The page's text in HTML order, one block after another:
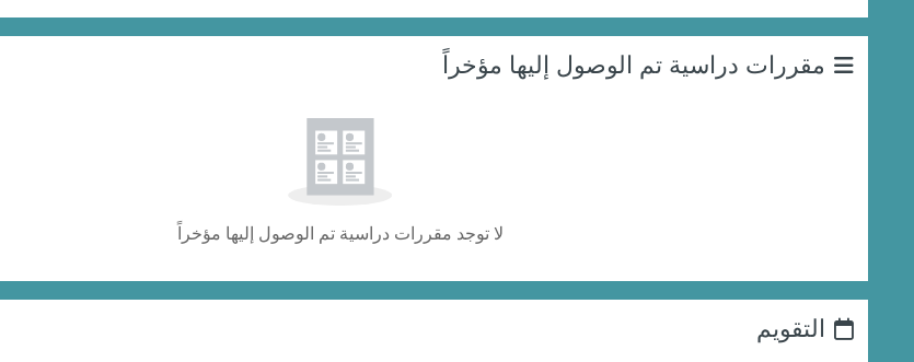
مقررات دراسية تم الوصول إليها مؤخراً
لا توجد مقررات دراسية تم الوصول إليها مؤخراً
التقويم